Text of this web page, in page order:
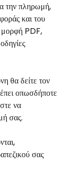
την πληρωμή,
και του
μορφή PDF,
θα δείτε τον
οπωσδήποτε
να
σας.
σας